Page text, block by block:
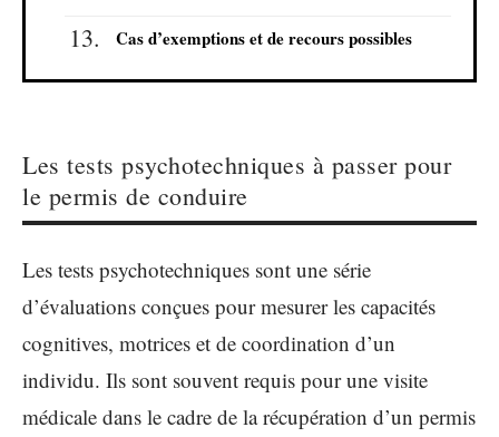
Cas d’exemptions et de recours possibles
Les tests psychotechniques à passer pour
le permis de conduire
Les tests psychotechniques sont une série
d’évaluations conçues pour mesurer les capacités
cognitives, motrices et de coordination d’un
individu. Ils sont souvent requis pour une visite
médicale dans le cadre de la récupération d’un permis